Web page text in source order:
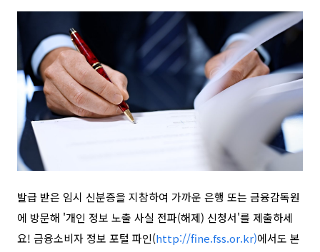
발급 받은 임시 신분증을 지참하여 가까운 은행 또는 금융감독원
에 방문해 '개인 정보 노출 사실 전파(해제) 신청서'를 제출하세
요! 금융소비자 정보 포털 파인(http://fine.fss.or.kr)에서도 본